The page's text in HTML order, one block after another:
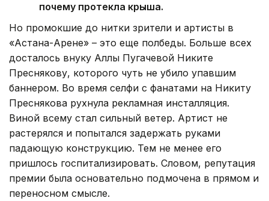
почему протекла крыша.
Но промокшие до нитки зрители и артисты в
«Астана-Арене» – это еще полбеды. Больше всех
досталось внуку Аллы Пугачевой Никите
Преснякову, которого чуть не убило упавшим
баннером. Во время селфи с фанатами на Никиту
Преснякова рухнула рекламная инсталляция.
Виной всему стал сильный ветер. Артист не
растерялся и попытался задержать руками
падающую конструкцию. Тем не менее его
пришлось госпитализировать. Словом, репутация
премии была основательно подмочена в прямом и
переносном смысле.